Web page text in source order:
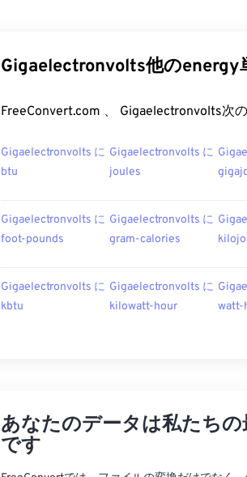
Gigaelectronvolts他のenergy
FreeConvert.com 、 Gigaelectronvolts次
Gigaelectronvolts に
btu
Gigaelectronvolts に
joules
Gigaelectronvolts に
foot-pounds
Gigaelectronvolts に
gram-calories
Gigaelectronvolts に
kbtu
Gigaelectronvolts に
kilowatt-hour
watt-
あなたのデータは私たちの
です